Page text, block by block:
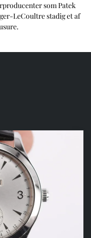
som Patek
LeCoultre stadig et af